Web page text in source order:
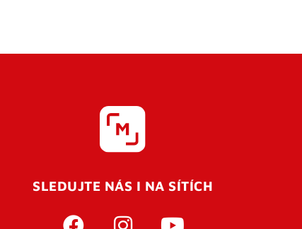
SLEDUJTE NÁS I NA SÍTÍCH